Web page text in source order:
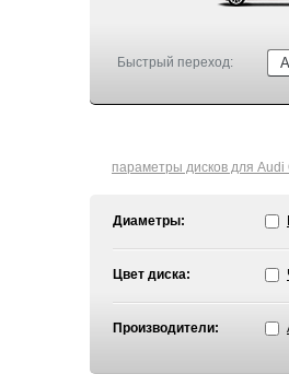
Быстрый переход:
параметры дисков для Audi
Диаметры:
Цвет диска:
Производители: